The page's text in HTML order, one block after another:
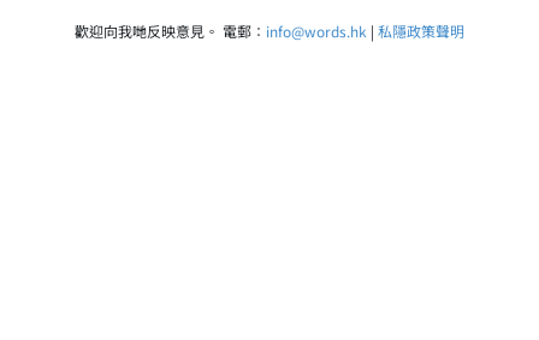
歡迎向我哋反映意見。 電郵： info@words.hk | 私隱政策聲明